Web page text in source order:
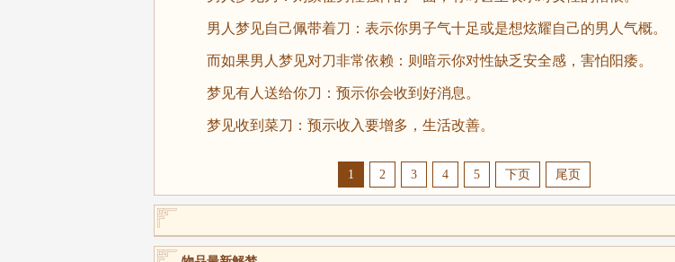
男人梦见自己佩带着刀：表示你男子气十足或是想炫耀自己的男人气概。
而如果男人梦见对刀非常依赖：则暗示你对性缺乏安全感，害怕阳痿。
梦见有人送给你刀：预示你会收到好消息。
梦见收到菜刀：预示收入要增多，生活改善。
1 2 3 4 5 下页 尾页